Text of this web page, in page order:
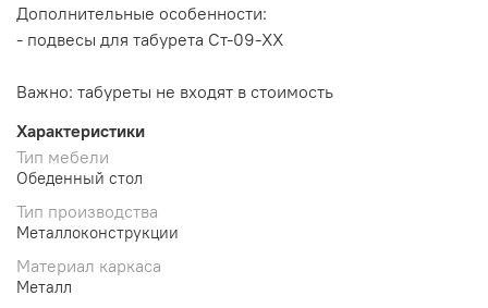
Дополнительные особенности:
- подвесы для табурета Ст-09-ХХ
Важно: табуреты не входят в стоимость
Характеристики
Тип мебели
Обеденный стол
Тип производства
Металлоконструкции
Материал каркаса
Металл